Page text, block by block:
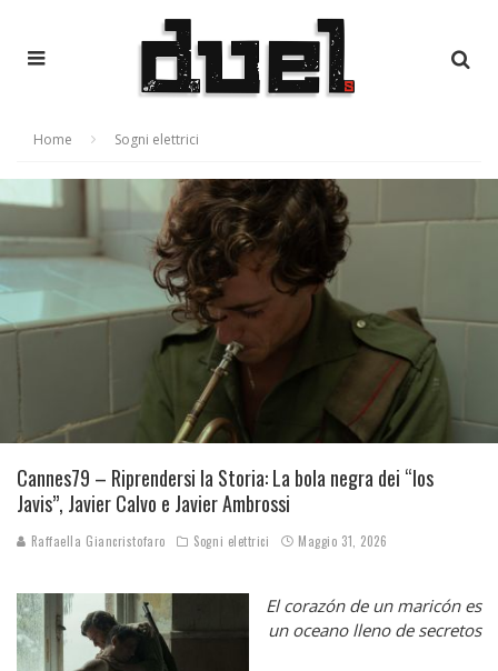
Home Sogni elettrici
Cannes79 – Riprendersi la Storia: La bola negra dei “los
Javis”, Javier Calvo e Javier Ambrossi
Raffaella Giancristofaro Sogni elettrici Maggio 31, 2026
El corazón de un maricón es
un oceano lleno de secretos